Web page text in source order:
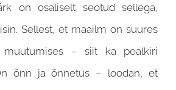
on osaliselt seotud sellega,
Sellest, et maailm on suures
muutumises – siit ka pealkiri
õnn ja õnnetus – loodan, et